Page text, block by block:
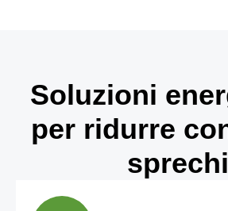
Soluzioni
per ridurre
sprechi